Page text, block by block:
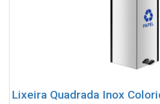
Lixeira Quadrada Inox